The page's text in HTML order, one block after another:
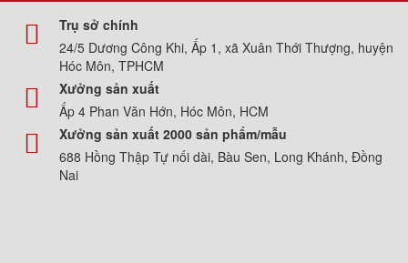
Trụ sở chính
24/5 Dương Công Khi, Ấp 1, xã Xuân Thới Thượng, huyện
Hóc Môn, TPHCM
Xưởng sản xuất
Ấp 4 Phan Văn Hớn, Hóc Môn, HCM
Xưởng sản xuất 2000 sản phẩm/mẫu
688 Hồng Thập Tự nối dài, Bàu Sen, Long Khánh, Đồng
Nai